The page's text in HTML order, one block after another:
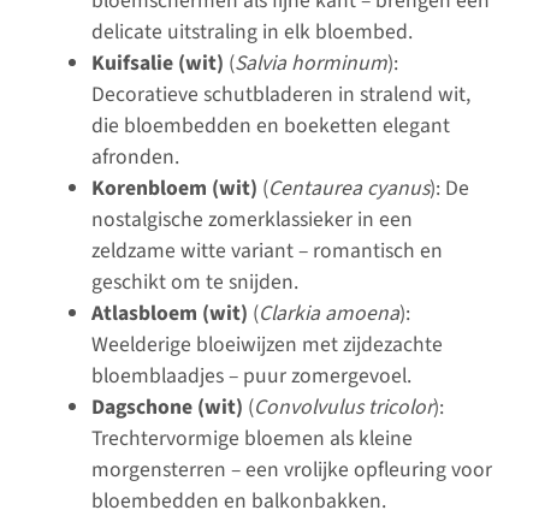
delicate uitstraling in elk bloembed.
Kuifsalie (wit) (Salvia horminum):
Decoratieve schutbladeren in stralend wit,
die bloembedden en boeketten elegant
afronden.
Korenbloem (wit) (Centaurea cyanus): De
nostalgische zomerklassieker in een
zeldzame witte variant – romantisch en
geschikt om te snijden.
Atlasbloem (wit) (Clarkia amoena):
Weelderige bloeiwijzen met zijdezachte
bloemblaadjes – puur zomergevoel.
Dagschone (wit) (Convolvulus tricolor):
Trechtervormige bloemen als kleine
morgensterren – een vrolijke opfleuring voor
bloembedden en balkonbakken.